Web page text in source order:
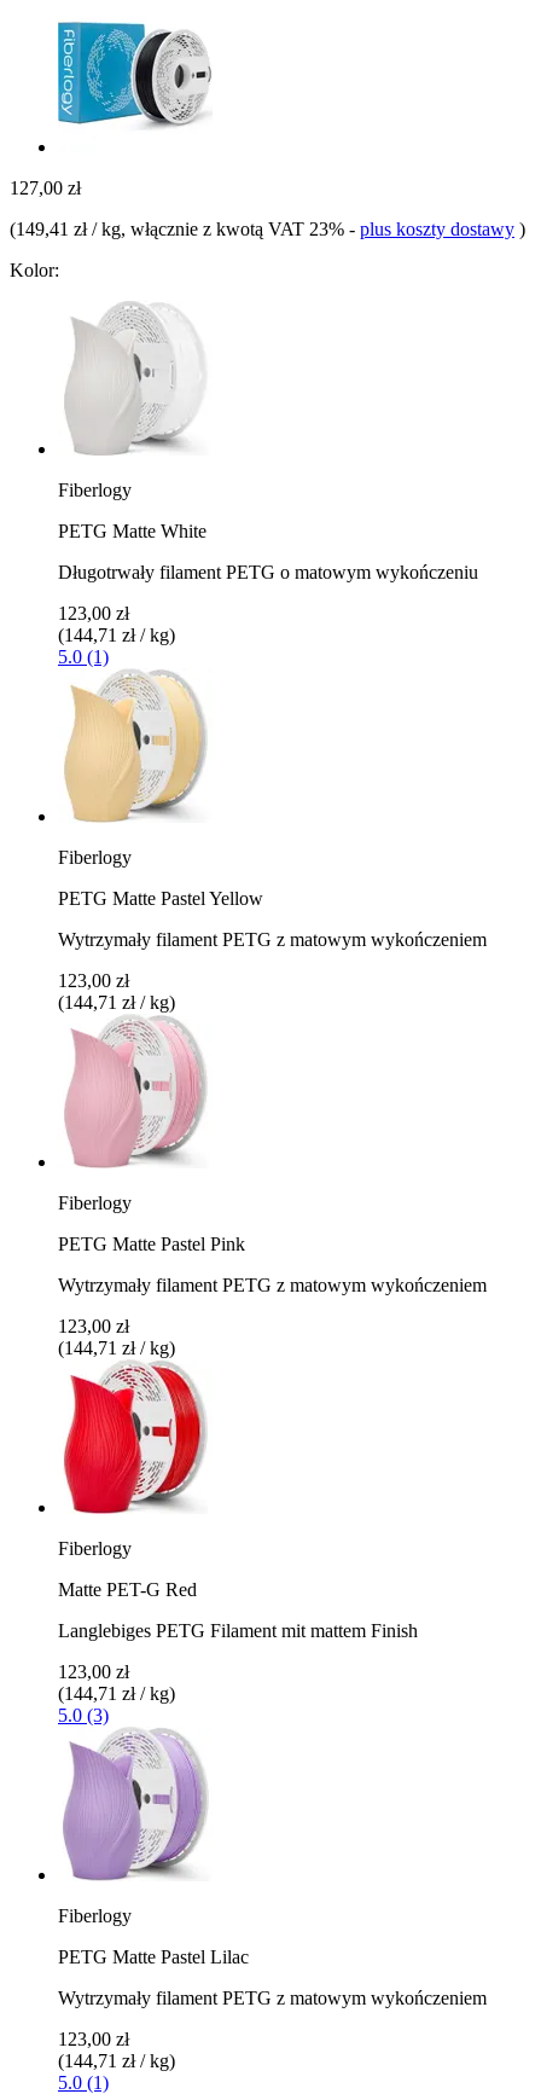
127,00 zł
(149,41 zł / kg, włącznie z kwotą VAT 23% - plus koszty dostawy )
Kolor:
Fiberlogy
PETG Matte White
Długotrwały filament PETG o matowym wykończeniu
123,00 zł
(144,71 zł / kg)
5.0 (1)
Fiberlogy
PETG Matte Pastel Yellow
Wytrzymały filament PETG z matowym wykończeniem
123,00 zł
(144,71 zł / kg)
Fiberlogy
PETG Matte Pastel Pink
Wytrzymały filament PETG z matowym wykończeniem
123,00 zł
(144,71 zł / kg)
Fiberlogy
Matte PET-G Red
Langlebiges PETG Filament mit mattem Finish
123,00 zł
(144,71 zł / kg)
5.0 (3)
Fiberlogy
PETG Matte Pastel Lilac
Wytrzymały filament PETG z matowym wykończeniem
123,00 zł
(144,71 zł / kg)
5.0 (1)